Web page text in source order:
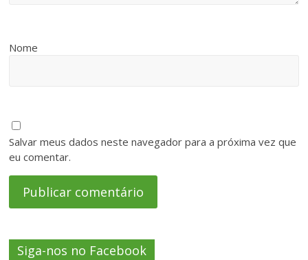
Nome
Salvar meus dados neste navegador para a próxima vez que
eu comentar.
Siga-nos no Facebook